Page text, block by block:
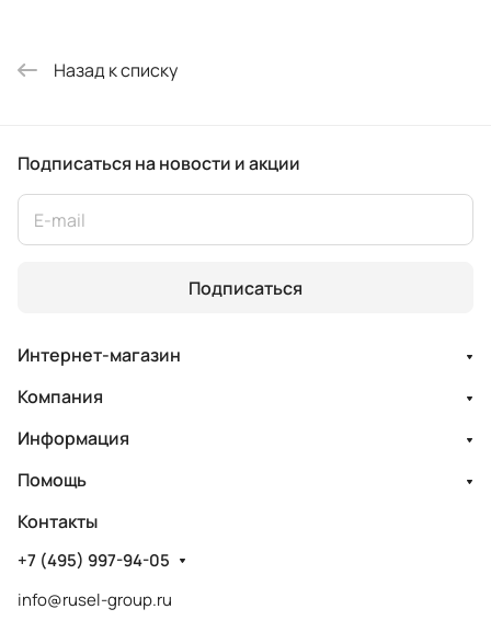
Назад к списку
Подписаться на новости и акции
Подписаться
Интернет-магазин
Компания
Информация
Помощь
Контакты
+7 (495) 997-94-05
info@rusel-group.ru